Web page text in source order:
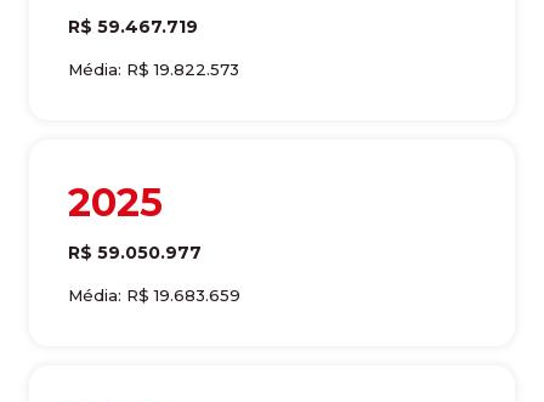
R$ 59.467.719
Média: R$ 19.822.573
2025
R$ 59.050.977
Média: R$ 19.683.659